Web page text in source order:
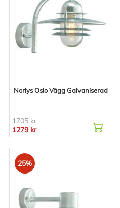
Norlys Oslo Vägg Galvaniserad
1705 kr
1279 kr
25%